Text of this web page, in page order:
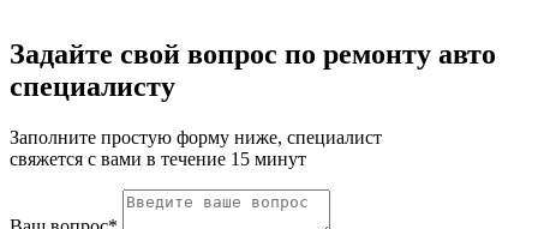
Задайте свой вопрос по ремонту авто
специалисту
Заполните простую форму ниже, специалист
свяжется с вами в течение 15 минут